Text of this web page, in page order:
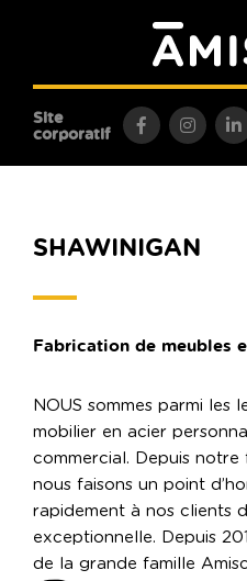
Site
corporatif
SHAWINIGAN
Fabrication de meubles
NOUS sommes parmi les
mobilier en acier
commercial. Depuis
nous faisons un point
rapidement à nos clients
exceptionnelle. Depuis
de la grande famille